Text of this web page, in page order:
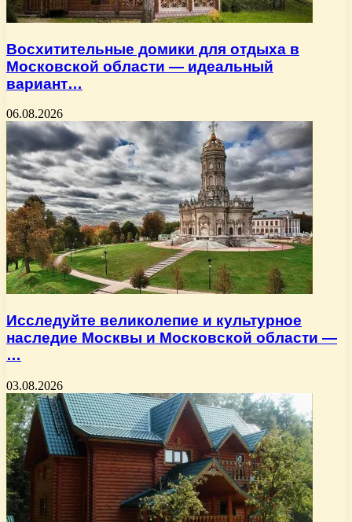
Восхитительные домики для отдыха в
Московской области — идеальный
вариант…
06.08.2026
Исследуйте великолепие и культурное
наследие Москвы и Московской области —
…
03.08.2026